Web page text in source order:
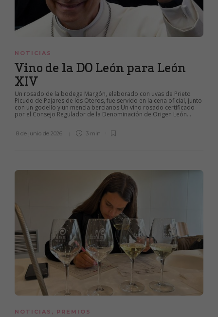
NOTICIAS
Vino de la DO León para León
XIV
Un rosado de la bodega Margón, elaborado con uvas de Prieto
Picudo de Pajares de los Oteros, fue servido en la cena oficial, junto
con un godello y un mencía bercianos Un vino rosado certificado
por el Consejo Regulador de la Denominación de Origen León...
8 de junio de 2026 3 min
NOTICIAS , PREMIOS